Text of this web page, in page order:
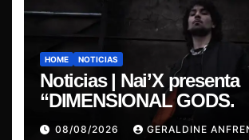
HOME NOTICIAS
Noticias | Nai’X presenta
“DIMENSIONAL GODS.
08/08/2026 GERALDINE